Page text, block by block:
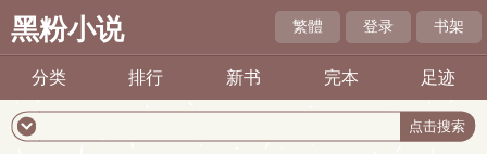
黑粉小说 繁體 登录 书架
分类 排行 新书 完本 足迹